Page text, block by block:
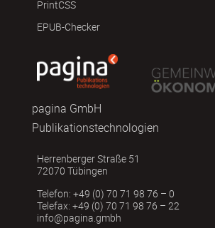
PrintCSS
EPUB-Checker
pagina GmbH
Publikationstechnologien
Herrenberger Straße 51
72070 Tübingen
Telefon: +49 (0) 70 71 98 76 – 0
Telefax: +49 (0) 70 71 98 76 – 22
info@pagina.gmbh